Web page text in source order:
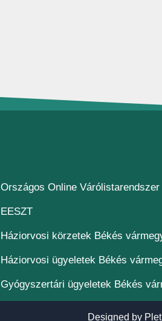
Országos Online Várólistarendszer
EESZT(új ablakban nyílik meg)
Háziorvosi körzetek Békés
Háziorvosi ügyeletek Békés
Gyógyszertári ügyeletek Békés
Designed by